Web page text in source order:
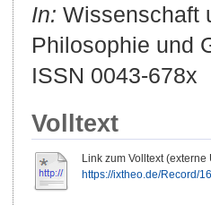
In: Wissenschaft
Philosophie und
ISSN 0043-678x
Volltext
Link zum Volltext (externe
https://ixtheo.de/Record/